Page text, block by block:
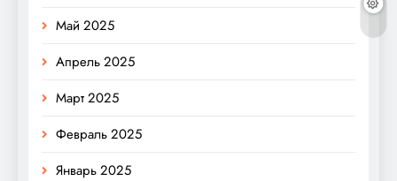
Май 2025
Апрель 2025
Март 2025
Февраль 2025
Январь 2025